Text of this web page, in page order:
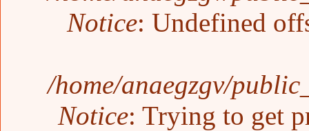
Notice: Undefined
/home/anaegzgv/
Notice: Trying to get